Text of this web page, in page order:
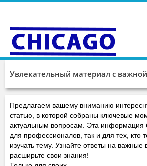
Увлекательный материал с
Предлагаем вашему вниманию
статью, в которой собраны ключевые
актуальным вопросам. Эта информация
для профессионалов, так и для тех, кто
изучать тему. Узнайте ответы на важные
расширьте свои знания!